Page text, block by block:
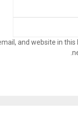
and website in